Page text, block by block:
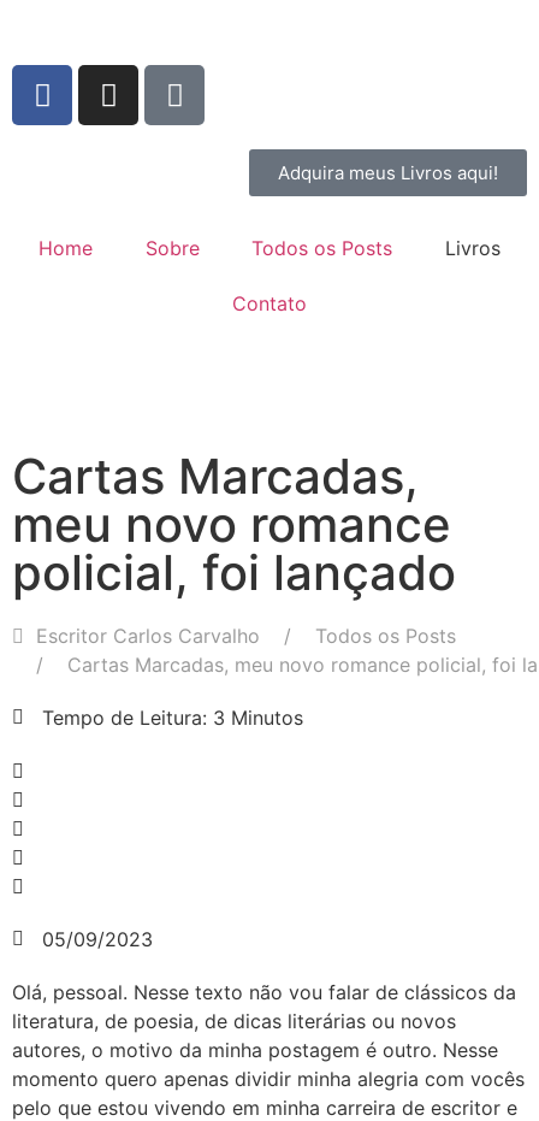
Adquira meus Livros aqui!
Home Sobre Todos os Posts Livros
Contato
Cartas Marcadas,
meu novo romance
policial, foi lançado
Escritor Carlos Carvalho
Todos os Posts
Cartas Marcadas, meu novo romance policial, foi
Tempo de Leitura: 3 Minutos
05/09/2023
Olá, pessoal. Nesse texto não vou falar de clássicos da
literatura, de poesia, de dicas literárias ou novos
autores, o motivo da minha postagem é outro. Nesse
momento quero apenas dividir minha alegria com vocês
pelo que estou vivendo em minha carreira de escritor e